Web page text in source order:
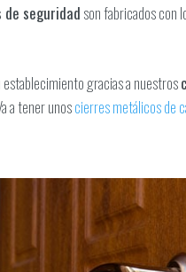
seguridadson fabricados con
establecimiento gracias a nuestros
a tener unoscierres metálicos de